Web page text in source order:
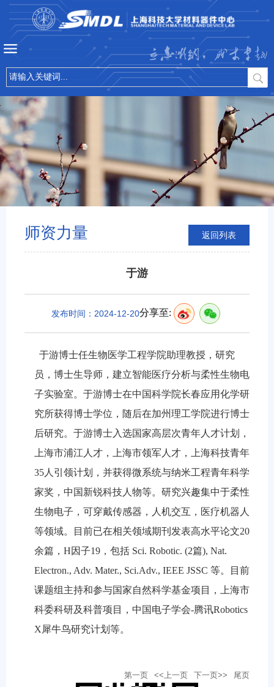
立志微纳，成才卓越
师资力量 返回列表
于游
发布时间：2024-12-20分享至:
于游博士任生物医学工程学院助理教授，研究
员，博士生导师，建立智能医疗分析与柔性生物电
子实验室。于游博士在中国科学院长春应用化学研
究所获得博士学位，随后在加州理工学院进行博士
后研究。于游博士入选国家高层次青年人才计划，
上海市浦江人才，上海市领军人才，上海科技青年
35人引领计划，并获得微系统与纳米工程青年科学
家奖，中国新锐科技人物等。研究兴趣集中于柔性
生物电子，可穿戴传感器，人机交互，医疗机器人
等领域。目前已在相关领域期刊发表高水平论文20
余篇， H因子19 ，包括 Sci. Robotic. (2篇), Nat.
Electron., Adv. Mater., Sci.Adv., IEEE JSSC 等。目前
课题组 主持和参与国家自然科学基金项目，上海市
科委科研及科普项目，中国电子学会-腾讯Robotics
X犀牛鸟研究计划等。
第一页 <<上一页 下一页>> 尾页